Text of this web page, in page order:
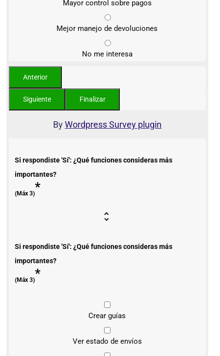
Mayor control sobre pagos
Mejor manejo de devoluciones
No me interesa
ByWordpress Survey plugin
Si respondiste 'Sí': ¿Qué funciones consideras más
importantes?
(Máx 3)*
Si respondiste 'Sí': ¿Qué funciones consideras más
importantes?
(Máx 3)*
Crear guías
Ver estado de envíos